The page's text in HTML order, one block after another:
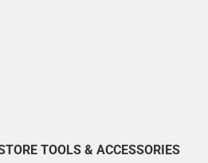
E TOOLS & ACCESSORIES